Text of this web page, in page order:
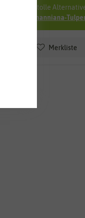
Viele tolle
Kaufmanniana-
Merkliste